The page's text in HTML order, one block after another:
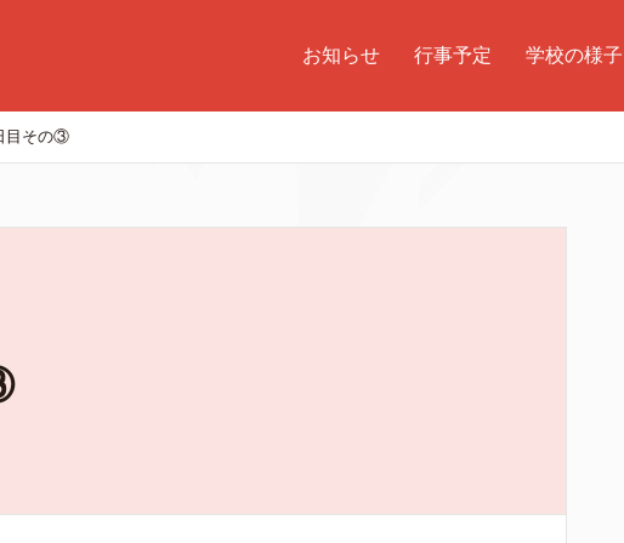
お知らせ 行事予定 学校の様子
目その③